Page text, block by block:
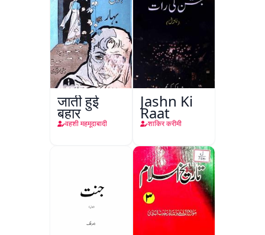
जाती हुई
बहार
वहशी महमूदाबादी
Jashn Ki
Raat
शाकिर करीमी